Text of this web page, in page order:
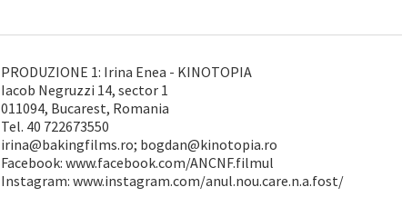
PRODUZIONE 1: Irina Enea - KINOTOPIA
Iacob Negruzzi 14, sector 1
011094, Bucarest, Romania
Tel. 40 722673550
irina@bakingfilms.ro; bogdan@kinotopia.ro
Facebook: www.facebook.com/ANCNF.filmul
Instagram: www.instagram.com/anul.nou.care.n.a.fost/